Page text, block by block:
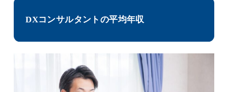
DXコンサルタントの平均年収